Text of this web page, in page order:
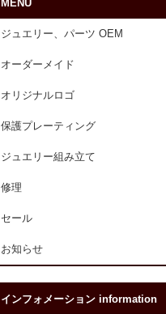
MENU
ジュエリー、パーツ OEM
オーダーメイド
オリジナルロゴ
保護プレーティング
ジュエリー組み立て
修理
セール
お知らせ
インフォメーション information